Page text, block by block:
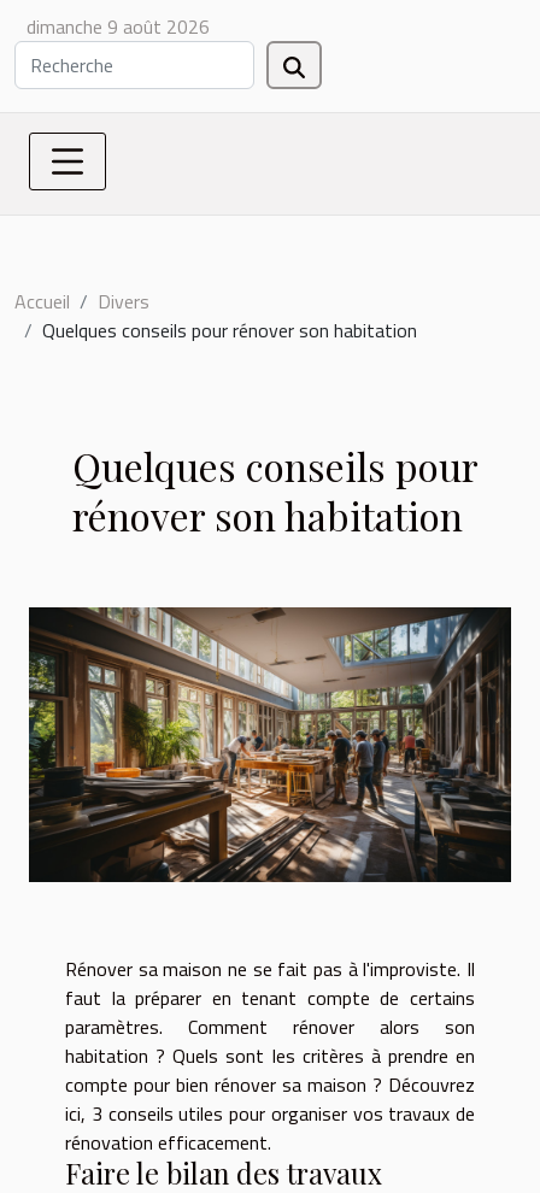
dimanche 9 août 2026
Accueil
Divers
Quelques conseils pour rénover son habitation
Quelques conseils pour
rénover son habitation
Rénover sa maison ne se fait pas à l'improviste. Il
faut la préparer en tenant compte de certains
paramètres. Comment rénover alors son
habitation ? Quels sont les critères à prendre en
compte pour bien rénover sa maison ? Découvrez
ici, 3 conseils utiles pour organiser vos travaux de
rénovation efficacement.
Faire le bilan des travaux